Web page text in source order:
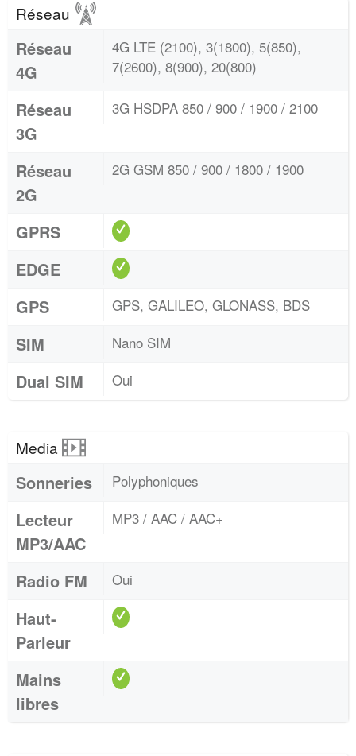
Réseau
Réseau
4G
4G LTE (2100), 3(1800), 5(850),
7(2600), 8(900), 20(800)
Réseau
3G
3G HSDPA 850 / 900 / 1900 / 2100
Réseau
2G
2G GSM 850 / 900 / 1800 / 1900
GPRS
EDGE
GPS
GPS, GALILEO, GLONASS, BDS
SIM Nano SIM
Dual SIM Oui
Media
Sonneries Polyphoniques
Lecteur
MP3/AAC
MP3 / AAC / AAC+
Radio FM Oui
Haut-
Parleur
Mains
libres